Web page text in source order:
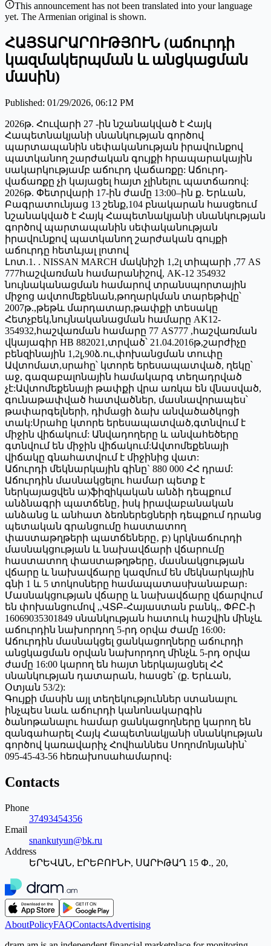
This announcement has not been translated into your language
yet. The Armenian original is shown.
ՀԱՅՏԱՐԱՐՈՒԹՅՈՒՆ (աճուրդի
կազմակերպման և անցկացման
մասին)
Published: 01/29/2026, 06:12 PM
2026թ. Հուվարի 27 -ին նշանակված է Հայկ
Հապետնակյանի սնանկության գործով
պարտապանին սեփականության իրավունքով
պատկանող շարժական գույքի հրապարակային
սակարկությամբ աճուրդ վաճառքը: Աճուրդ-
վաճառքը չի կայացել հայտ չլինելու պատճառով:
2026թ. Փետրվարի 17-ին ժամը 13:00–ին ք. Երևան,
Բագրատունյաց 13 շենք,104 բնակարան հասցեում
նշանակված է Հայկ Հապետնակյանի սնանկության
գործով պարտապանին սեփականության
իրավունքով պատկանող շարժական գույքի
աճուրդը հետևյալ լոտով
Լոտ.1. . NISSAN MARCH մակնիշի 1,2լ տիպարի ,77 AS
777հաշվառման համարանիշով, AK-12 354932
նույնականացման համարով տրանսպորտային
միջոց ավտոմեքենան,թողարկման տարեթիվը՝
2007թ.,թեթև մարդատար,թափքի տեսակը
Հետչբեկ,նույնականացման համարը AK12-
354932,հաշվառման համարը 77 AS777 ,հաշվառման
վկայագիր HB 882021,տրված՝ 21.04.2016թ,շարժիչը
բենզինային 1,2լ,90ձ.ու,փոխանցման տուփը
Ավտոմատ,սրահը՝ կտորե երեսապատված, ղեկը՝
աջ, գազաբալոնային համակարգ տեղադրված
չէ:Ավտոմեքենայի թափքի վրա առկա են վնասված,
գունաթափված հատվածներ, մասնավորապես՝
թափարգելների, դիմացի ձախ անվածածկոցի
տակ:Սրահը կտորե երեսապատված,գտնվում է
միջին վիճակում: Անվադողերը և անվահեծերը
գտնվում են միջին վիճակում:Ավտոմեքենայի
վիճակը գնահատվում է միջինից վատ:
Աճուրդի մեկնարկային գինը` 880 000 ՀՀ դրամ:
Աճուրդին մասնակցելու համար պետք է
ներկայացվեն ա)ֆիզիկական անձի դեպքում
անձնագրի պատճենը‚ իսկ իրավաբանական
անձանց և անհատ ձեռներեցների դեպքում դրանց
պետական գրանցումը հաստատող
փաստաթղթերի պատճեները‚ բ) կրկնաճուրդի
մասնակցության և նախավճարի վճարումը
հաստատող փաստաթղթերը‚ մասնակցության
վճարը և նախավճարը կազմում են մեկնարկային
գնի 1 և 5 տոկոսները համապատասխանաբար։
Մասնակցության վճարը և նախավճարը վճարվում
են փոխանցումով ,,ՎՏԲ-Հայաստան բանկ,, ՓԲԸ-ի
16069035301849 սնանկության հատուկ հաշվին մինչև
աճուրդին նախորդող 5-րդ օրվա ժամը 16:00։
Աճուրդին մասնակցել ցանկացողները աճուրդի
անցկացման օրվան նախորդող մինչև 5-րդ օրվա
ժամը 16:00 կարող են հայտ ներկայացնել ՀՀ
սնանկության դատարան, հասցե՝ (ք. Երևան,
Օտյան 53/2):
Գույքի մասին այլ տեղեկություններ ստանալու
ինչպես նաև աճուրդի կանոնակարգին
ծանոթանալու համար ցանկացողները կարող են
զանգահարել Հայկ Հապետնակյանի սնանկության
գործով կառավարիչ Հովհաննես Սողոմոնյանին՝
095-45-43-56 հեռախոսահամարով։
Contacts
Phone
37493454356
Email
snankutyun@bk.ru
Address
ԵՐԵՎԱՆ, ԷՐԵԲՈՒՆԻ, ՍԱՐԻԹԱՂ 15 Փ., 20,
AboutPolicyFAQContactsAdvertising